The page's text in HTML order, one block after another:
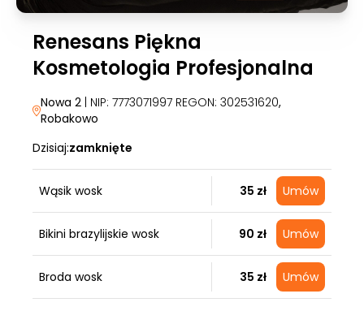
Renesans Piękna
Kosmetologia Profesjonalna
Nowa 2| NIP: 7773071997 REGON: 302531620,
Robakowo
Dzisiaj:zamknięte
Wąsik wosk 35 zł Umów
Bikini brazylijskie wosk 90 zł Umów
Broda wosk 35 zł Umów